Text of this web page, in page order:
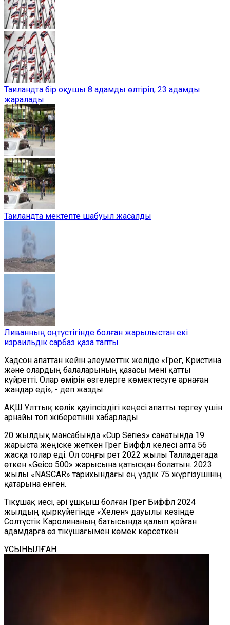
Таиландта бір оқушы 8 адамды өлтіріп, 23 адамды
жаралады
Таиландта мектепте шабуыл жасалды
Ливанның оңтүстігінде болған жарылыстан екі
израильдік сарбаз қаза тапты
Хадсон апаттан кейін әлеуметтік желіде «Грег, Кристина
және олардың балаларының қазасы мені қатты
күйретті. Олар өмірін өзгелерге көмектесуге арнаған
жандар еді», - деп жазды.
АҚШ Ұлттық көлік қауіпсіздігі кеңесі апатты тергеу үшін
арнайы топ жіберетінін хабарлады.
20 жылдық мансабында «Cup Series» санатында 19
жарыста жеңіске жеткен Грег Биффл келесі апта 56
жасқа толар еді. Ол соңғы рет 2022 жылы Талладегада
өткен «Geico 500» жарысына қатысқан болатын. 2023
жылы «NASCAR» тарихындағы ең үздік 75 жүргізушінің
қатарына енген.
Тікұшақ иесі, әрі ұшқыш болған Грег Биффл 2024
жылдың қыркүйегінде «Хелен» дауылы кезінде
Солтүстік Каролинаның батысында қалып қойған
адамдарға өз тікұшағымен көмек көрсеткен.
ҰСЫНЫЛҒАН